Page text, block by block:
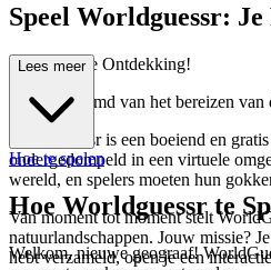
Speel Worldguessr:
Wereldwijde Ontdekking!
Ooit gedroomd van het bereizen
WorldGuessr is een boeiend en
ondergedompeld in een virtuele
wereld, en spelers moeten hun
Van moment tot moment stelt
natuurlandschappen. Jouw missie?
hebt verzameld, open je een
Lees meer
Hoe te spelen
Hoe Worldguessr te
Welkom, nieuwe geograaf!